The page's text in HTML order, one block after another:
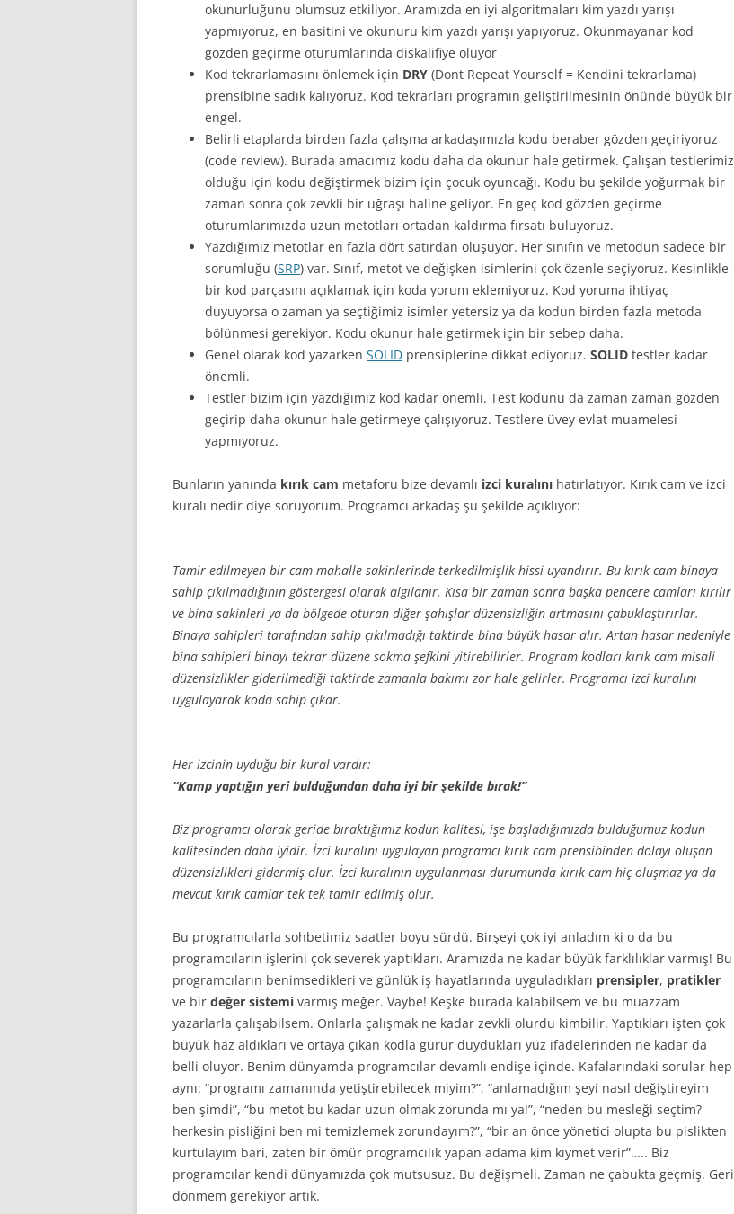
okunurluğunu olumsuz etkiliyor. Aramızda en iyi algoritmaları kim yazdı yarışı
yapmıyoruz, en basitini ve okunuru kim yazdı yarışı yapıyoruz. Okunmayanar kod
gözden geçirme oturumlarında diskalifiye oluyor
Kod tekrarlamasını önlemek için DRY (Dont Repeat Yourself = Kendini tekrarlama)
prensibine sadık kalıyoruz. Kod tekrarları programın geliştirilmesinin önünde büyük bir
engel.
Belirli etaplarda birden fazla çalışma arkadaşımızla kodu beraber gözden geçiriyoruz
(code review). Burada amacımız kodu daha da okunur hale getirmek. Çalışan testlerimiz
olduğu için kodu değiştirmek bizim için çocuk oyuncağı. Kodu bu şekilde yoğurmak bir
zaman sonra çok zevkli bir uğraşı haline geliyor. En geç kod gözden geçirme
oturumlarımızda uzun metotları ortadan kaldırma fırsatı buluyoruz.
Yazdığımız metotlar en fazla dört satırdan oluşuyor. Her sınıfın ve metodun sadece bir
sorumluğu (SRP) var. Sınıf, metot ve değişken isimlerini çok özenle seçiyoruz. Kesinlikle
bir kod parçasını açıklamak için koda yorum eklemiyoruz. Kod yoruma ihtiyaç
duyuyorsa o zaman ya seçtiğimiz isimler yetersiz ya da kodun birden fazla metoda
bölünmesi gerekiyor. Kodu okunur hale getirmek için bir sebep daha.
Genel olarak kod yazarken SOLID prensiplerine dikkat ediyoruz. SOLID testler kadar
önemli.
Testler bizim için yazdığımız kod kadar önemli. Test kodunu da zaman zaman gözden
geçirip daha okunur hale getirmeye çalışıyoruz. Testlere üvey evlat muamelesi
yapmıyoruz.
Bunların yanında kırık cam metaforu bize devamlı izci kuralını hatırlatıyor. Kırık cam ve izci
kuralı nedir diye soruyorum. Programcı arkadaş şu şekilde açıklıyor:
Tamir edilmeyen bir cam mahalle sakinlerinde terkedilmişlik hissi uyandırır. Bu kırık cam binaya
sahip çıkılmadığının göstergesi olarak algılanır. Kısa bir zaman sonra başka pencere camları kırılır
ve bina sakinleri ya da bölgede oturan diğer şahışlar düzensizliğin artmasını çabuklaştırırlar.
Binaya sahipleri tarafından sahip çıkılmadığı taktirde bina büyük hasar alır. Artan hasar nedeniyle
bina sahipleri binayı tekrar düzene sokma şefkini yitirebilirler. Program kodları kırık cam misali
düzensizlikler giderilmediği taktirde zamanla bakımı zor hale gelirler. Programcı izci kuralını
uygulayarak koda sahip çıkar.
Her izcinin uyduğu bir kural vardır:
“Kamp yaptığın yeri bulduğundan daha iyi bir şekilde bırak!”
Biz programcı olarak geride bıraktığımız kodun kalitesi, işe başladığımızda bulduğumuz kodun
kalitesinden daha iyidir. İzci kuralını uygulayan programcı kırık cam prensibinden dolayı oluşan
düzensizlikleri gidermiş olur. İzci kuralının uygulanması durumunda kırık cam hiç oluşmaz ya da
mevcut kırık camlar tek tek tamir edilmiş olur.
Bu programcılarla sohbetimiz saatler boyu sürdü. Birşeyi çok iyi anladım ki o da bu
programcıların işlerini çok severek yaptıkları. Aramızda ne kadar büyük farklılıklar varmış! Bu
programcıların benimsedikleri ve günlük iş hayatlarında uyguladıkları prensipler, pratikler
ve bir değer sistemi varmış meğer. Vaybe! Keşke burada kalabilsem ve bu muazzam
yazarlarla çalışabilsem. Onlarla çalışmak ne kadar zevkli olurdu kimbilir. Yaptıkları işten çok
büyük haz aldıkları ve ortaya çıkan kodla gurur duydukları yüz ifadelerinden ne kadar da
belli oluyor. Benim dünyamda programcılar devamlı endişe içinde. Kafalarındaki sorular hep
aynı: “programı zamanında yetiştirebilecek miyim?”, “anlamadığım şeyi nasıl değiştireyim
ben şimdi”, “bu metot bu kadar uzun olmak zorunda mı ya!”, “neden bu mesleği seçtim?
herkesin pisliğini ben mi temizlemek zorundayım?”, “bir an önce yönetici olupta bu pislikten
kurtulayım bari, zaten bir ömür programcılık yapan adama kim kıymet verir”….. Biz
programcılar kendi dünyamızda çok mutsusuz. Bu değişmeli. Zaman ne çabukta geçmiş. Geri
dönmem gerekiyor artık.